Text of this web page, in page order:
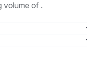
volume of .